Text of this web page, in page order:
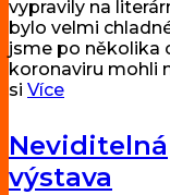
vypravily na
bylo velmi
jsme po několika
koronaviru mohli
si Více
Neviditelná
výstava